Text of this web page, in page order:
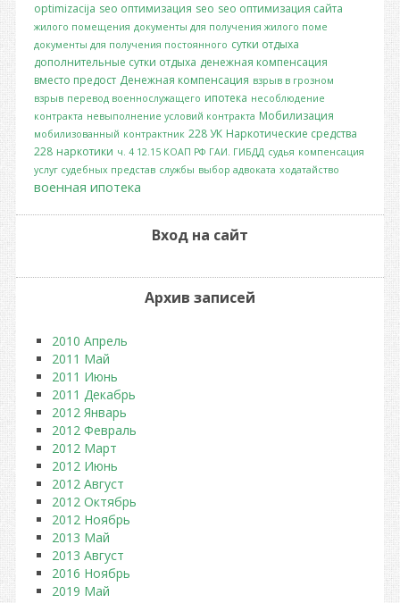
optimizacija seo оптимизация seo seo оптимизация сайта
жилого помещения документы для получения жилого поме
документы для получения постоянного сутки отдыха
дополнительные сутки отдыха денежная компенсация
вместо предост Денежная компенсация взрыв в грозном
взрыв перевод военнослужащего ипотека несоблюдение
контракта невыполнение условий контракта Мобилизация
мобилизованный контрактник 228 УК Наркотические средства
228 наркотики ч. 4 12.15 КОАП РФ ГАИ. ГИБДД судья компенсация
услуг судебных представ службы выбор адвоката ходатайство
военная ипотека
Вход на сайт
Архив записей
2010 Апрель
2011 Май
2011 Июнь
2011 Декабрь
2012 Январь
2012 Февраль
2012 Март
2012 Июнь
2012 Август
2012 Октябрь
2012 Ноябрь
2013 Май
2013 Август
2016 Ноябрь
2019 Май